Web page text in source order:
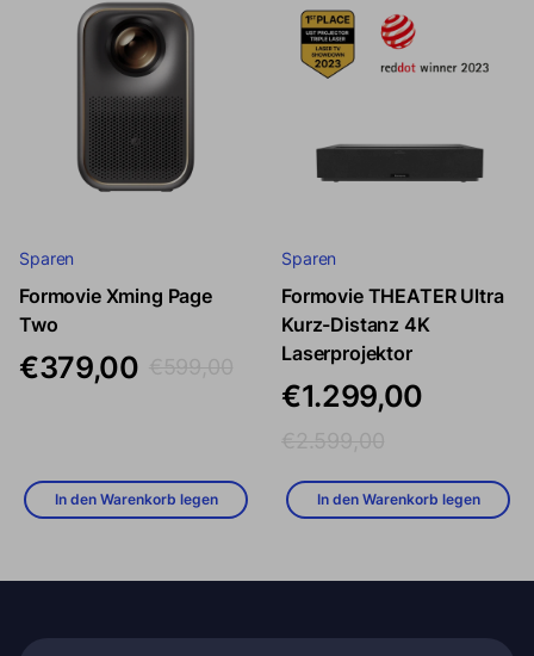
Sparen
Formovie Xming Page
Two
Verkaufspreis
€379,00
Regulärer Preis
In den Warenkorb legen
Sparen
Formovie THEATER Ultra
Kurz-Distanz 4K
Laserprojektor
Verkaufspreis
€1.299,00
Regulärer
In den Warenkorb legen